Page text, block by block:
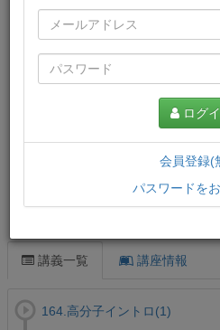
講義一覧 講座情報
164.高分子イントロ(1)
ログ
会員登録(
パスワードを